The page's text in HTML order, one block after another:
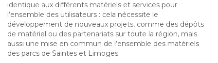
identique aux différents matériels et services pour
l’ensemble des utilisateurs : cela nécessite le
développement de nouveaux projets, comme des dépôts
de matériel ou des partenariats sur toute la région, mais
aussi une mise en commun de l’ensemble des matériels
des parcs de Saintes et Limoges.